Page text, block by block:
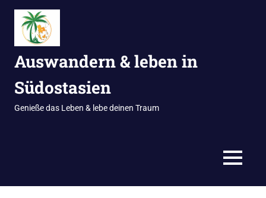
Zum
Inhalt
springen
Auswandern & leben in
Südostasien
Genieße das Leben & lebe deinen Traum
MENÜ